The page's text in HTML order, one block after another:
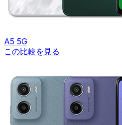
A5 5G
この比較を見る